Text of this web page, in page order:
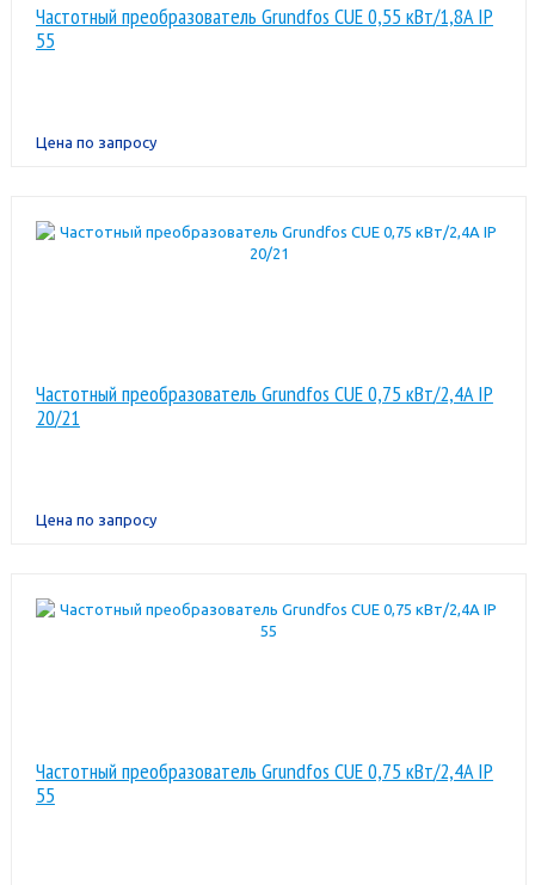
Частотный преобразователь Grundfos CUE 0,55 кВт/1,8A IP
55
Цена по запросу
Частотный преобразователь Grundfos CUE 0,75 кВт/2,4A IP
20/21
Цена по запросу
Частотный преобразователь Grundfos CUE 0,75 кВт/2,4A IP
55